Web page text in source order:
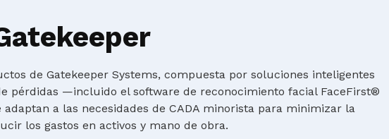
de Gatekeeper Systems, compuesta por soluciones inteligentes
pérdidas —incluido el software de reconocimiento facial FaceFirst®
a las necesidades de CADA minorista para minimizar la
los gastos en activos y mano de obra.